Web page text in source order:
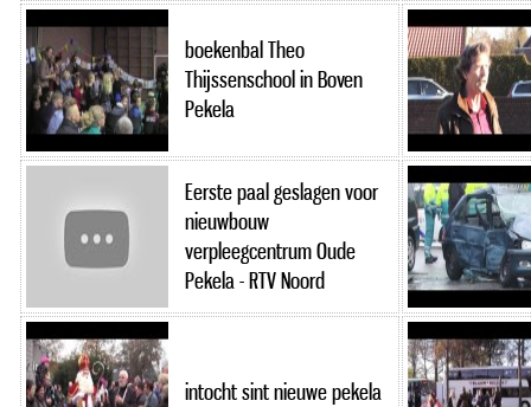
boekenbal Theo
Thijssenschool in Boven
Pekela
Eerste paal geslagen voor
nieuwbouw
verpleegcentrum Oude
Pekela - RTV Noord
intocht sint nieuwe pekela